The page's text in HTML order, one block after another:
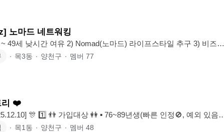
거운 친목&사교 모임 입니
노마드 네트워킹
더십/내적성장 등 자유롭고 멋진
∙ 목3동 ∙ 양천구 ∙ 멤버 77
리 ❤️
년생(빠른 인정🚫, 예외 있음) ▪️
혼/돌싱) 모두 가능 ▪️ 매너/개념/교양/능력 갖춘 훈남/훈녀 2️⃣ 🎉 함
∙ 목1동 ∙ 양천구 ∙ 멤버 48